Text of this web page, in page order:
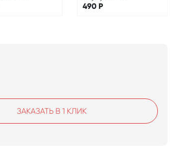
490 Р
ЗАКАЗАТЬ В 1 КЛИК